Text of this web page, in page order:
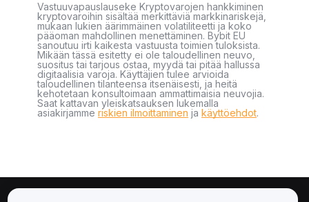
Vastuuvapauslauseke Kryptovarojen hankkiminen
kryptovaroihin sisältää merkittäviä markkinariskejä,
mukaan lukien äärimmäinen volatiliteetti ja koko
pääoman mahdollinen menettäminen. Bybit EU
sanoutuu irti kaikesta vastuusta toimien tuloksista.
Mikään tässä esitetty ei ole taloudellinen neuvo,
suositus tai tarjous ostaa, myydä tai pitää hallussa
digitaalisia varoja. Käyttäjien tulee arvioida
taloudellinen tilanteensa itsenäisesti, ja heitä
kehotetaan konsultoimaan ammattimaisia neuvojia.
Saat kattavan yleiskatsauksen lukemalla
asiakirjamme riskien ilmoittaminen ja käyttöehdot.